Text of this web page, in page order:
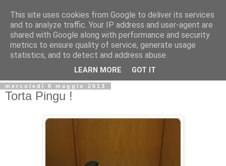
mercoledì 8 maggio 2013
Torta Pingu !
This site uses cookies from Google to deliver its services
and to analyze traffic. Your IP address and user-agent are
shared with Google along with performance and security
metrics to ensure quality of service, generate usage
statistics, and to detect and address abuse.
LEARN MORE GOT IT